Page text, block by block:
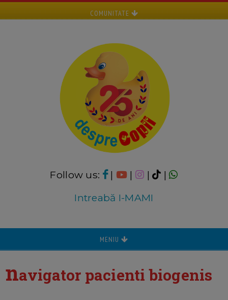
COMUNITATE
Follow us: | | |
|
Intreabă I-MAMI
MENIU
navigator pacienti biogenis